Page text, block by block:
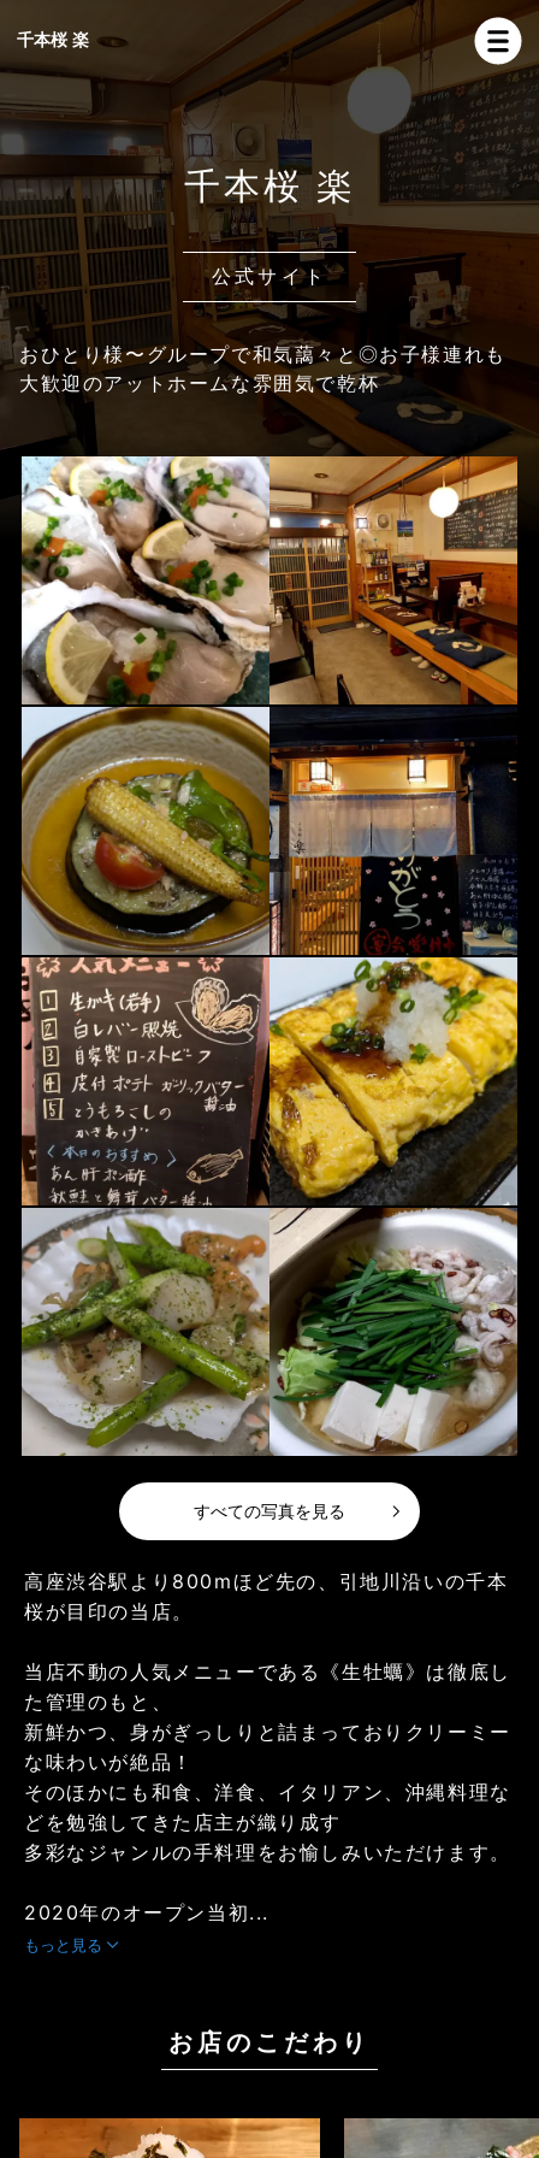
千本桜 楽
千本桜 楽
公式サイト
おひとり様〜グループで和気藹々と◎お子様連れも
大歓迎のアットホームな雰囲気で乾杯
すべての写真を見る
高座渋谷駅より800mほど先の、引地川沿いの千本
桜が目印の当店。
当店不動の人気メニューである《生牡蠣》は徹底し
た管理のもと、
新鮮かつ、身がぎっしりと詰まっておりクリーミー
な味わいが絶品！
そのほかにも和食、洋食、イタリアン、沖縄料理な
どを勉強してきた店主が織り成す
多彩なジャンルの手料理をお愉しみいただけます。
2020年のオープン当初...
もっと見る
お店のこだわり